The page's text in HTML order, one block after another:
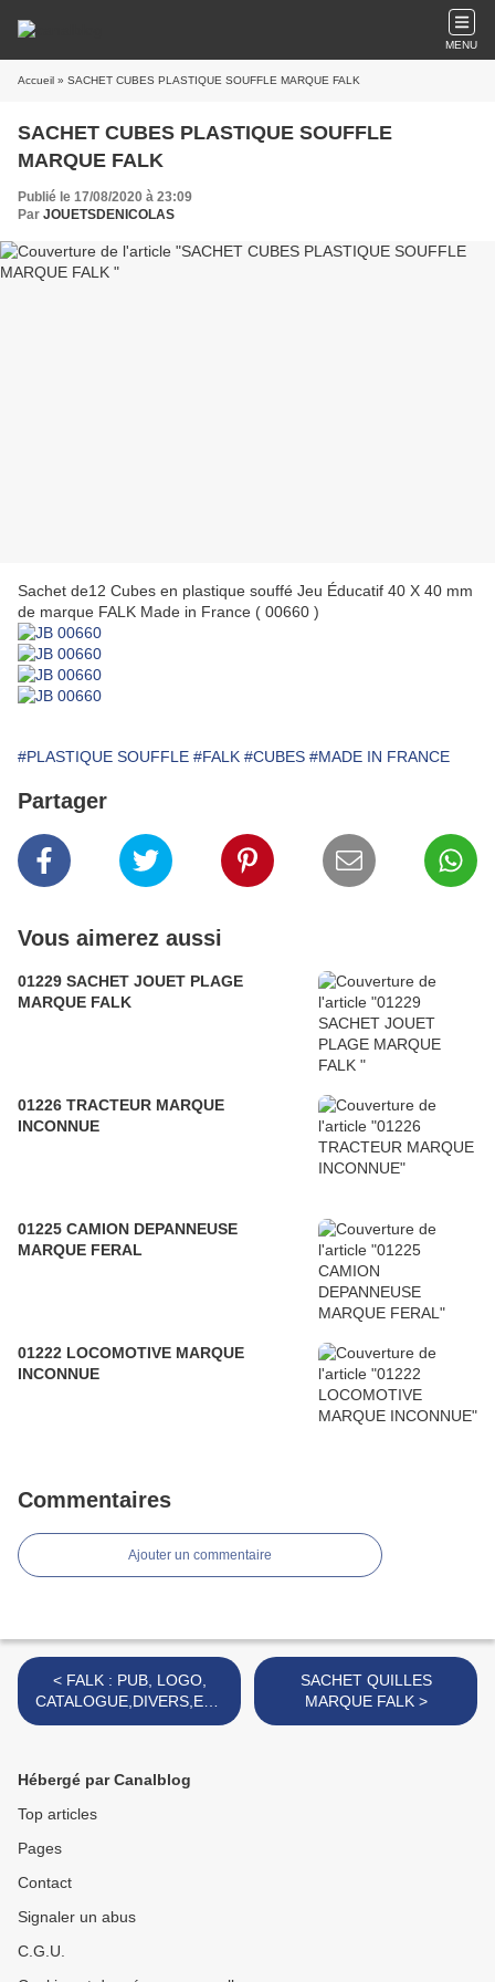
MENU
Accueil » SACHET CUBES PLASTIQUE SOUFFLE MARQUE FALK
SACHET CUBES PLASTIQUE SOUFFLE
MARQUE FALK
Publié le 17/08/2020 à 23:09
Par JOUETSDENICOLAS
Sachet de12 Cubes en plastique souffé Jeu Éducatif 40 X 40 mm
de marque FALK Made in France ( 00660 )
#PLASTIQUE SOUFFLE #FALK #CUBES #MADE IN FRANCE
Partager
Vous aimerez aussi
01229 SACHET JOUET PLAGE
MARQUE FALK
01226 TRACTEUR MARQUE
INCONNUE
01225 CAMION DEPANNEUSE
MARQUE FERAL
01222 LOCOMOTIVE MARQUE
INCONNUE
Commentaires
Ajouter un commentaire
< FALK : PUB, LOGO,
CATALOGUE,DIVERS,ETC
…
SACHET QUILLES
MARQUE FALK >
Hébergé par Canalblog
Top articles
Pages
Contact
Signaler un abus
C.G.U.